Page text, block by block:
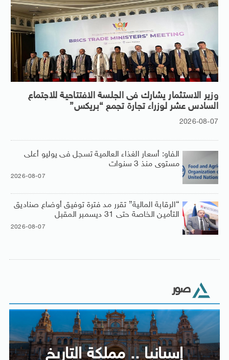
وزير الاستثمار يشارك فى الجلسة الافتتاحية للاجتماع
السادس عشر لوزراء تجارة تجمع “بريكس”
2026-08-07
الفاو: أسعار الغذاء العالمية تسجل فى يوليو أعلى
مستوى منذ 3 سنوات
2026-08-07
“الرقابة المالية” تقرر مد فترة توفيق أوضاع صناديق
التأمين الخاصة حتى 31 ديسمبر المقبل
2026-08-07
صور
إسبانيا .. مملكة التاريخ